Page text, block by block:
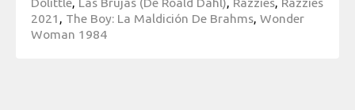
2021
The Boy: La Maldición De Brahms Wonder
Woman 1984